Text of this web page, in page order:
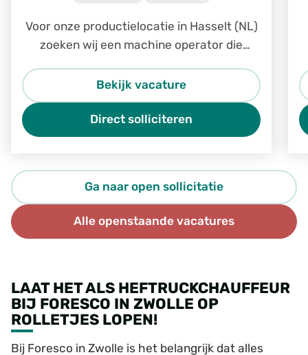
Voor onze productielocatie in Hasselt (NL)
zoeken wij een machine operator die
technisch inzicht.
Bekijk vacature
Direct solliciteren
Ga naar open sollicitatie
Alle openstaande vacatures
LAAT HET ALS HEFTRUCKCHAUFFEUR
BIJ FORESCO IN ZWOLLE OP
ROLLETJES LOPEN!
Bij Foresco in Zwolle is het belangrijk dat alles